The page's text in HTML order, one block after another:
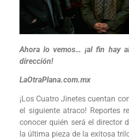
Ahora lo vemos… ¡al fin hay
dirección!
LaOtraPlana.com.mx
¡Los Cuatro Jinetes cuentan
el siguiente atraco! Reportes
conocer quién será el director
la última pieza de la exitosa